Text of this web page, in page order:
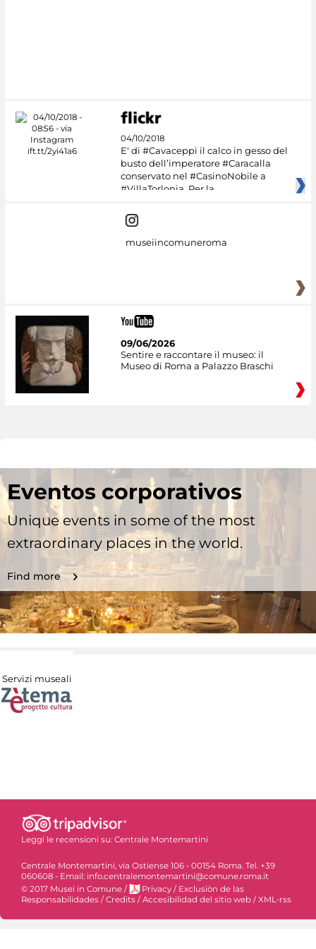
04/10/2018
E' di #Cavaceppi il calco in gesso del
busto dell’imperatore #Caracalla
conservato nel #CasinoNobile a
#VillaTorlonia. Per la
museiincomuneroma
09/06/2026
Sentire e raccontare il museo: il
Museo di Roma a Palazzo Braschi
Eventos corporativos
Unique events in some of the most
extraordinary places in the world.
Find more
Servizi museali
Leggi le recensioni su: Centrale Montemartini
Centrale Montemartini, via Ostiense 106 - 00154 Roma. Tel. +39
060608 - Email: info.centralemontemartini@comune.roma.it
© 2017 Musei in Comune / Privacy / Exclusiòn de las
Responsabilidades /Credits /Accesibilidad del sitio web /XML-rss